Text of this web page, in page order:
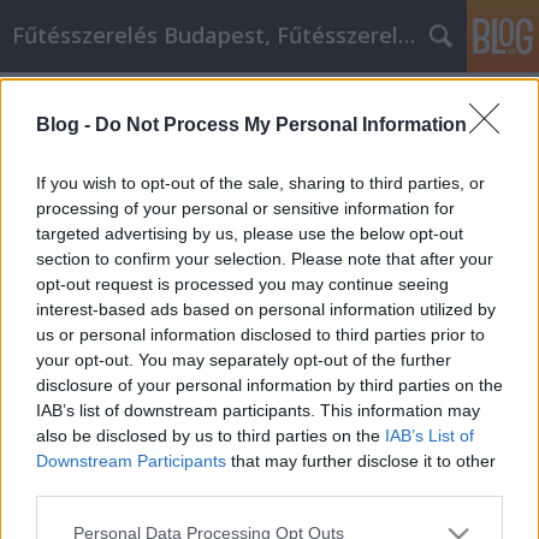
Blog - Do Not Process My Personal Information
If you wish to opt-out of the sale, sharing to third parties, or
processing of your personal or sensitive information for
targeted advertising by us, please use the below opt-out
section to confirm your selection. Please note that after your
opt-out request is processed you may continue seeing
interest-based ads based on personal information utilized by
us or personal information disclosed to third parties prior to
your opt-out. You may separately opt-out of the further
disclosure of your personal information by third parties on the
IAB’s list of downstream participants. This information may
also be disclosed by us to third parties on the IAB’s List of
Downstream Participants that may further disclose it to other
Please note that this website/app uses one or more Google
Personal Data Processing Opt Outs
Fűtésszerelés Budapest, Fűtésszerelő - Péter Segít
Szerezd meg a versenyelőnyt a
irodaszer cikk tippekkel
Fűtésszerelés Péter•2021. február 02.
Szerezd meg a versenyelőnyt a irodaszer cikk
tippekkel Használja a szerzői erőforrás mezőt, vagy
használja a cikk végén található hivatkozásokat a
webhelyére. Ezeken a területeken kell az önreklámra
összpontosítania. Próbáljon hozzáadni legalább 1-2
linket ezeken a területeken. "Cselekvésre" hívják…